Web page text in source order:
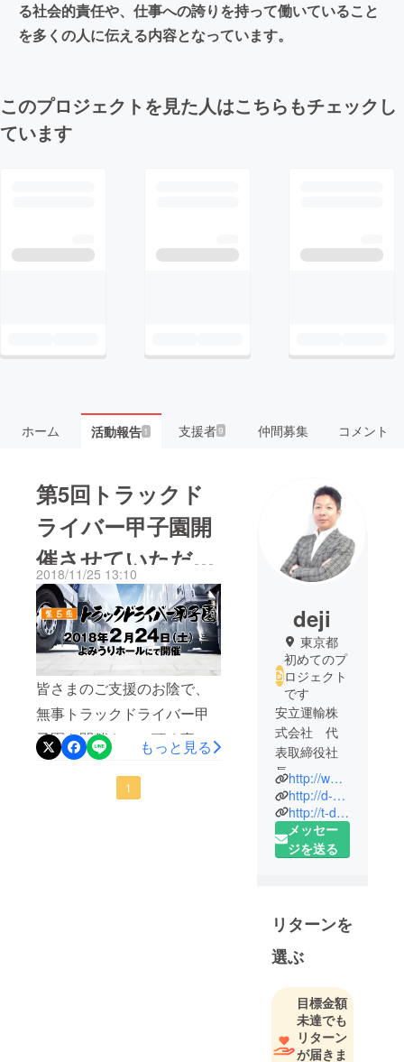
る社会的責任や、仕事への誇りを持って働いていること
を多くの人に伝える内容となっています。
このプロジェクトを見た人はこちらもチェックし
ています
ホーム 活動報告1 支援者9 仲間募集 コメント
第5回トラックド
ライバー甲子園開
催させていただき
ました。
2018/11/25 13:10
皆さまのご支援のお陰で、
無事トラックドライバー甲
子園を開催させて頂く事が
できました。この度は多大
なるご支援の元、第5回大会
もっと見る
1
deji
東京都
初めてのプ
ロジェクト
です
安立運輸株
式会社 代
表取締役社
長
一般社団法
人D.N.A 理
事
http://www.anritsutransport.co
http://d-n-a.or.jp
http://t-d-k.jp
メッセー
ジを送る
リターンを
選ぶ
目標金額
未達でも
リターン
が届きま